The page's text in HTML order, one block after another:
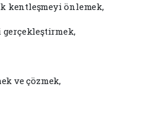
kentleşmeyi önlemek,
ve çözmek,